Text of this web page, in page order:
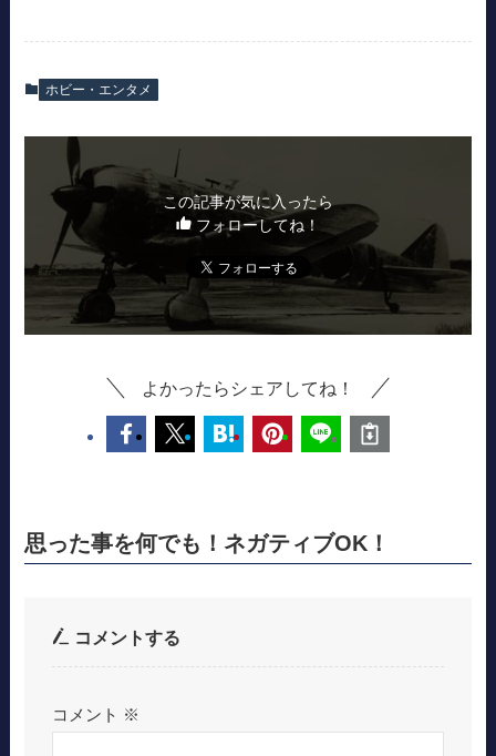
ホビー・エンタメ
この記事が気に入ったら
フォローしてね！
よかったらシェアしてね！
思った事を何でも！ネガティブOK！
コメントする
コメント ※